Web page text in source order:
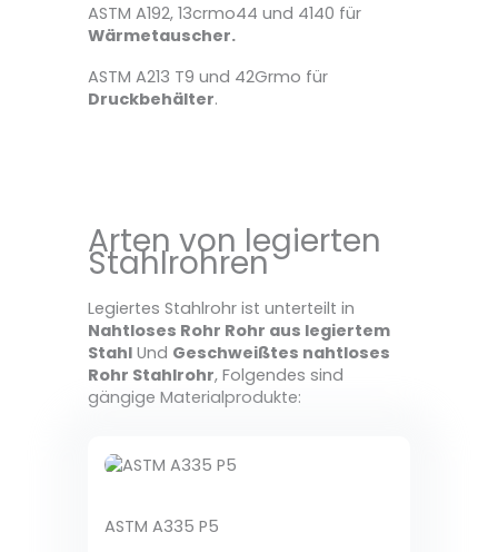
ASTM A192, 13crmo44 und 4140 für
Wärmetauscher.
ASTM A213 T9 und 42Grmo für
Druckbehälter.
Arten von legierten
Stahlrohren
Legiertes Stahlrohr ist unterteilt in
Nahtloses Rohr Rohr aus legiertem
Stahl Und Geschweißtes nahtloses
Rohr Stahlrohr, Folgendes sind
gängige Materialprodukte:
ASTM A335 P5